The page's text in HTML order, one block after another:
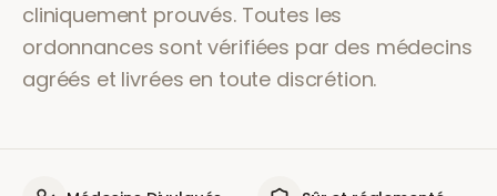
cliniquement prouvés. Toutes les
ordonnances sont vérifiées par des médecins
agréés et livrées en toute discrétion.